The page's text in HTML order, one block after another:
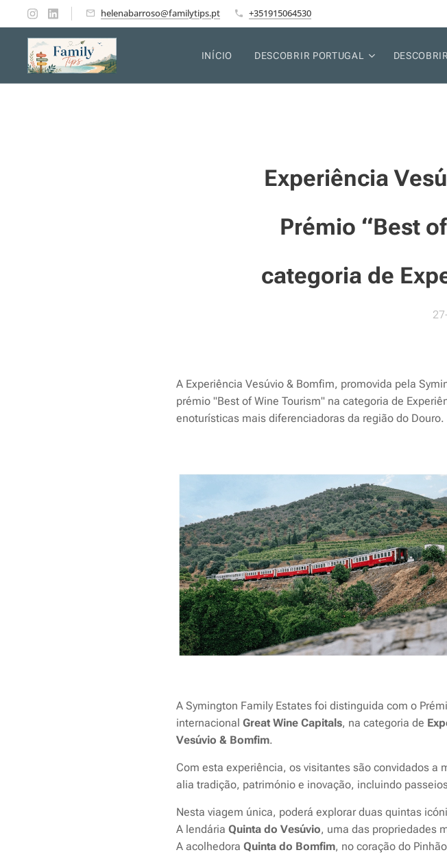
helenabarroso@familytips.pt +351915064530
INÍCIO DESCOBRIR PORTUGAL
Experiência
Prémio “Best
categoria de
A Experiência Vesúvio & Bomfim, promovida pela
prémio "Best of Wine Tourism" na categoria de
enoturísticas mais diferenciadoras da região do Douro.
A Symington Family Estates foi distinguida com o
internacional Great Wine Capitals, na categoria de
Vesúvio & Bomfim.
Com esta experiência, os visitantes são convidados a
alia tradição, património e inovação, incluindo
Nesta viagem única, poderá explorar duas quintas
A lendária Quinta do Vesúvio, uma das propriedades
A acolhedora Quinta do Bomfim, no coração do